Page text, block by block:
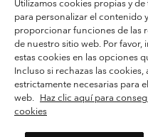
Condiciones de uso
Terminos
Política de Privacidad
Términos y condiciones del
Términos De Uso Del Contenido
Impressum
Cookies Public
Utilizamos cookies propias y
para personalizar el contenido
proporcionar funciones de las
de nuestro sitio web. Por favor,
estas cookies en las opciones
Incluso si rechazas las
estrictamente necesarias para
web. Haz clic aquí para
cookies
Selecciona
Compras